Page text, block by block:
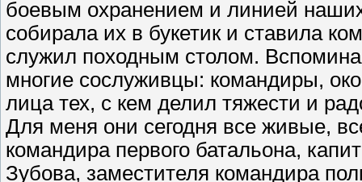
боевым охранением и линией
собирала их в букетик и ставила
служил походным столом.
многие сослуживцы: командиры,
лица тех, с кем делил тяжести и
Для меня они сегодня все живые,
командира первого батальона,
Зубова, заместителя командира